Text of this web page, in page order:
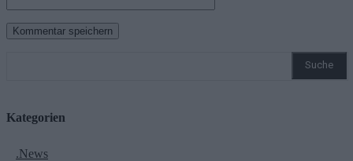
Suche
Kategorien
.News